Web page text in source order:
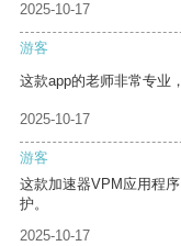
2025-10-17
游客
这款app的老师非常专业
2025-10-17
游客
这款加速器VPM应用程
护。
2025-10-17